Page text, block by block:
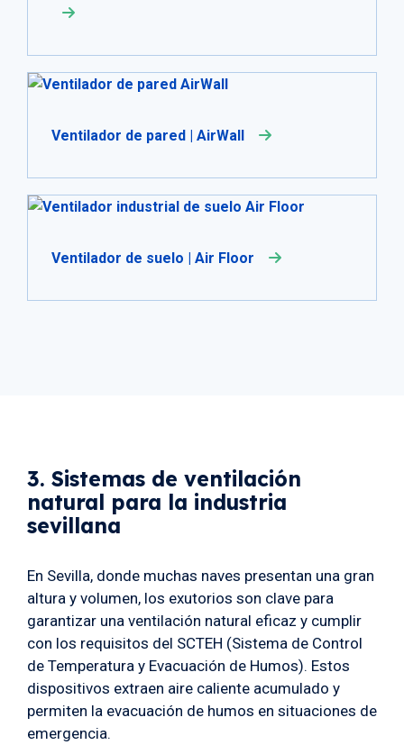
Ventilador de pared | AirWall
Ventilador de suelo | Air Floor
3. Sistemas de ventilación
natural para la industria
sevillana
En Sevilla, donde muchas naves presentan una gran
altura y volumen, los exutorios son clave para
garantizar una ventilación natural eficaz y cumplir
con los requisitos del SCTEH (Sistema de Control
de Temperatura y Evacuación de Humos). Estos
dispositivos extraen aire caliente acumulado y
permiten la evacuación de humos en situaciones de
emergencia.